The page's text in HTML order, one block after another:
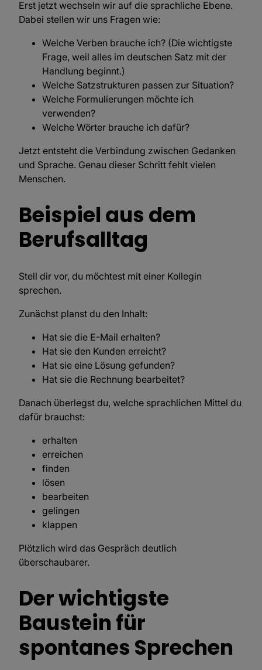
Erst jetzt wechseln wir auf die sprachliche Ebene.
Dabei stellen wir uns Fragen wie:
Welche Verben brauche ich? (Die wichtigste
Frage, weil alles im deutschen Satz mit der
Handlung beginnt.)
Welche Satzstrukturen passen zur Situation?
Welche Formulierungen möchte ich
verwenden?
Welche Wörter brauche ich dafür?
Jetzt entsteht die Verbindung zwischen Gedanken
und Sprache. Genau dieser Schritt fehlt vielen
Menschen.
Beispiel aus dem
Berufsalltag
Stell dir vor, du möchtest mit einer Kollegin
sprechen.
Zunächst planst du den Inhalt:
Hat sie die E-Mail erhalten?
Hat sie den Kunden erreicht?
Hat sie eine Lösung gefunden?
Hat sie die Rechnung bearbeitet?
Danach überlegst du, welche sprachlichen Mittel du
dafür brauchst:
erhalten
erreichen
finden
lösen
bearbeiten
gelingen
klappen
Plötzlich wird das Gespräch deutlich
überschaubarer.
Der wichtigste
Baustein für
spontanes Sprechen